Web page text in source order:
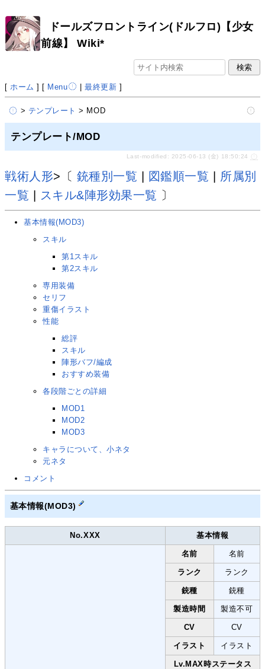
ドールズフロントライン(ドルフロ)【少女
前線】 Wiki*
[ ホーム ] [ Menu |最終更新 ]
> テンプレート > MOD
テンプレート/MOD
Last-modified: 2025-06-13 (金) 18:50:24
戦術人形>〔 銃種別一覧 図鑑順一覧
所属別
一覧
スキル&陣形効果一覧 〕
基本情報(MOD3)
スキル
第1スキル
第2スキル
専用装備
セリフ
重傷イラスト
性能
総評
スキル
陣形バフ/編成
おすすめ装備
各段階ごとの詳細
MOD1
MOD2
MOD3
キャラについて、小ネタ
元ネタ
コメント
基本情報(MOD3)
No.XXX 基本情報
名前 名前
ランク ランク
銃種 銃種
製造時間 製造不可
CV CV
イラスト イラスト
Lv.MAX時ステータス